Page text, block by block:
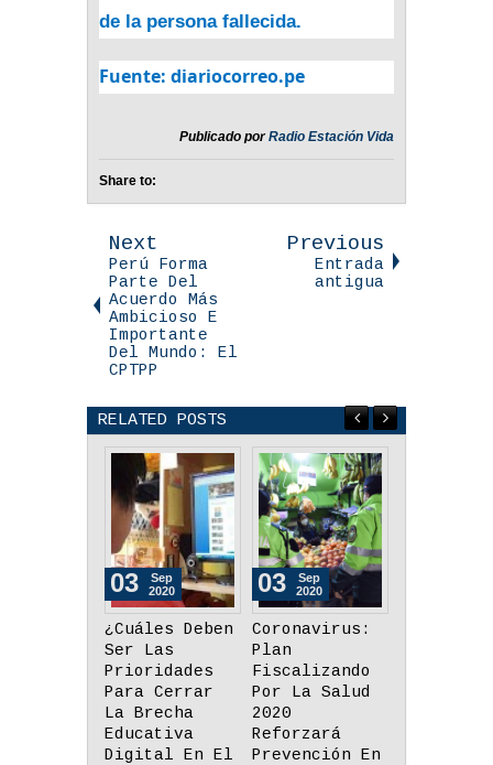
de la persona fallecida.
Fuente: diariocorreo.pe
Publicado porRadio Estación Vida
Share to:
Next
Perú Forma
Parte Del
Acuerdo Más
Ambicioso E
Importante
Del Mundo: El
CPTPP
Previous
Entrada
antigua
RELATED POSTS
¿Cuáles Deben
Ser Las
Prioridades
Para Cerrar
La Brecha
Educativa
Digital En El
03
Sep
2020
Coronavirus:
Plan
Fiscalizando
Por La Salud
2020
Reforzará
Prevención En
03
Sep
2020